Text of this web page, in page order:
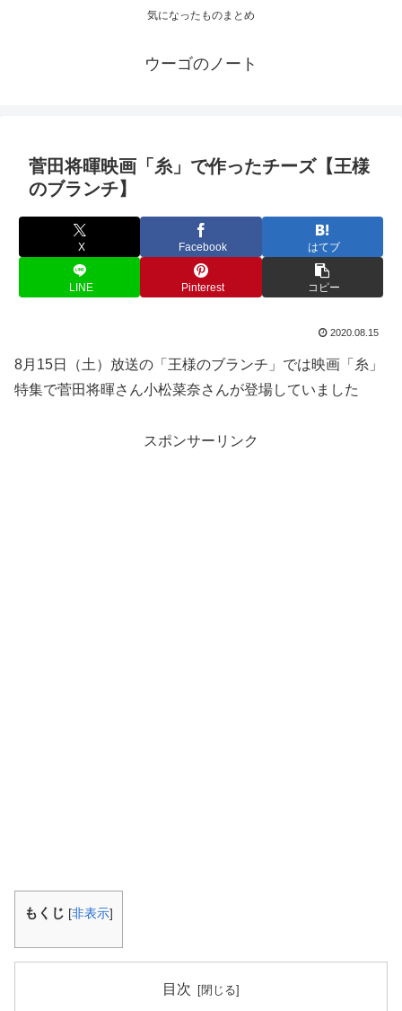
気になったものまとめ
ウーゴのノート
菅田将暉映画「糸」で作ったチーズ【王様
のブランチ】
X Facebook はてブ
LINE Pinterest コピー
2020.08.15
8月15日（土）放送の「王様のブランチ」では映画「糸」
特集で菅田将暉さん小松菜奈さんが登場していました
スポンサーリンク
もくじ [非表示]
目次